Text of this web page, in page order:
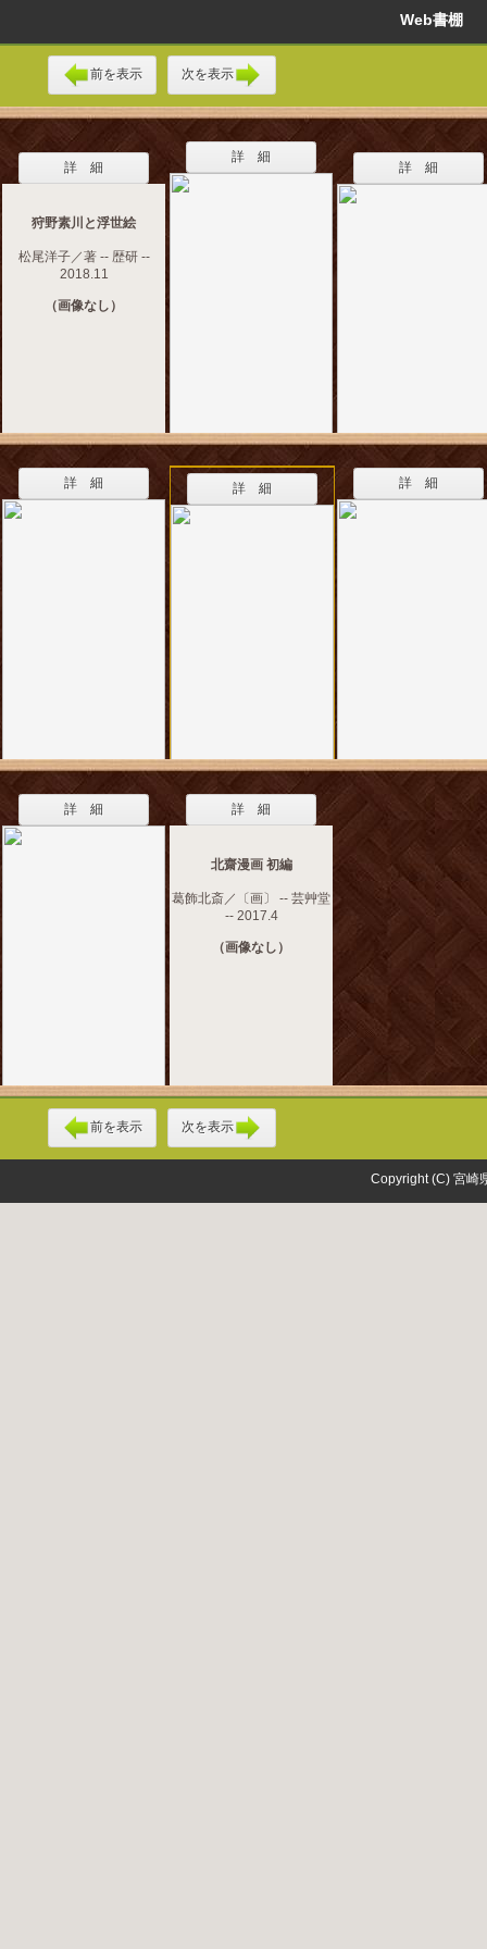
Web書棚
前を表示 次を表示
詳 細
狩野素川と浮世絵
松尾洋子／著 -- 歴研 --
2018.11
（画像なし）
詳 細
詳 細
詳 細 詳 細 詳 細
詳 細 詳 細
北齋漫画 初編
葛飾北斎／〔画〕 -- 芸艸堂
-- 2017.4
（画像なし）
前を表示 次を表示
Copyright (C) 宮崎